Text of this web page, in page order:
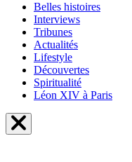
Belles histoires
Interviews
Tribunes
Actualités
Lifestyle
Découvertes
Spiritualité
Léon XIV à Paris